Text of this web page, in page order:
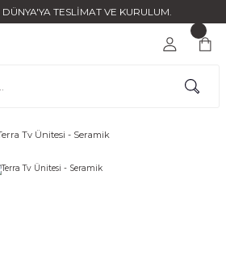
TESLİMAT VE KURULUM.
Tv Ünitesi - Seramik